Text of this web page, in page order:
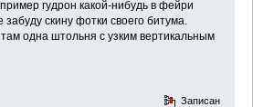
гудрон какой-нибудь в фейри
скину фотки своего битума.
одна штольня с узким вертикальным
Записан